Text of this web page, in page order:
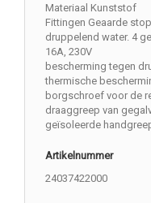
Materiaal Kunststof
Fittingen Geaarde
druppelend water. 4
16A, 230V
bescherming tegen
thermische
borgschroef voor de
draaggreep van
geïsoleerde
Artikelnummer
24037422000